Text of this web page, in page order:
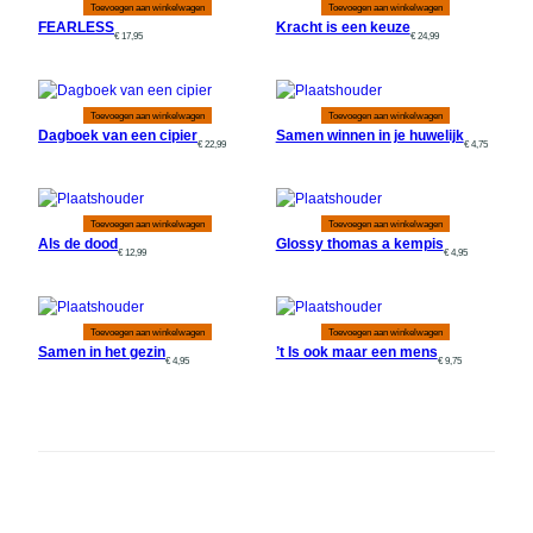
Toevoegen aan winkelwagen
FEARLESS€ 17,95
Toevoegen aan winkelwagen
Kracht is een keuze€24,99
Toevoegen aan winkelwagen
Dagboek van een cipier€ 22,99
Toevoegen aan winkelwagen
Samen winnen in je huwelijk€4,75
Toevoegen aan winkelwagen
Als de dood € 12,99
Toevoegen aan winkelwagen
Glossy thomas a kempis€4,95
Toevoegen aan winkelwagen
Samen in het gezin€ 4,95
Toevoegen aan winkelwagen
’t Is ook maar een mens€9,75